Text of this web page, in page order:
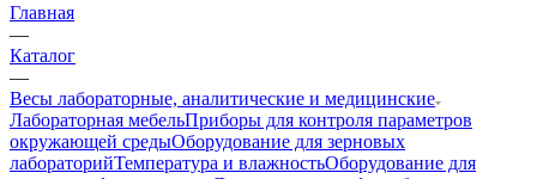
Главная
—
Каталог
—
Весы лабораторные, аналитические и медицинские
Лабораторная мебельПриборы для контроля параметров
окружающей средыОборудование для зерновых
лабораторийТемпература и влажностьОборудование для